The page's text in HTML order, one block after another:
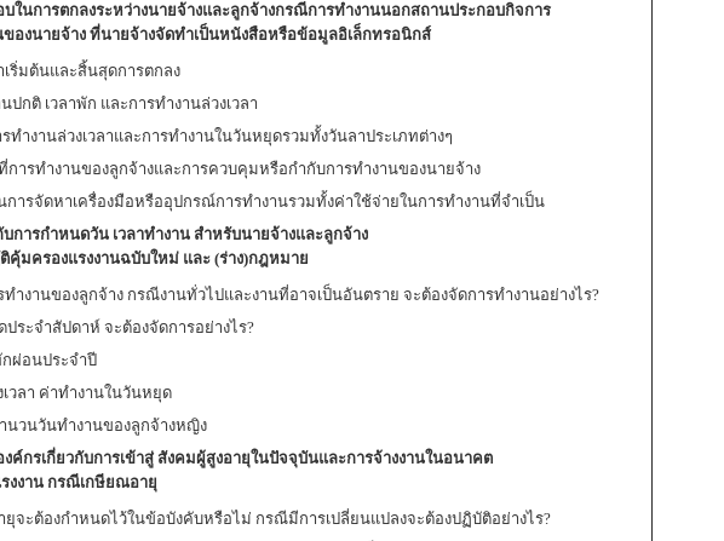
บในการตกลงระหว่างนายจ้างและลูกจ้างกรณีการทำงานนอกสถานประกอบกิจการ
องนายจ้าง ที่นายจ้างจัดทำเป็นหนังสือหรือข้อมูลอิเล็กทรอนิกส์
เริ่มต้นและสิ้นสุดการตกลง
ปกติ เวลาพัก และการทำงานล่วงเวลา
ำงานล่วงเวลาและการทำงานในวันหยุดรวมทั้งวันลาประเภทต่างๆ
การทำงานของลูกจ้างและการควบคุมหรือกำกับการทำงานของนายจ้าง
ารจัดหาเครื่องมือหรืออุปกรณ์การทำงานรวมทั้งค่าใช้จ่ายในการทำงานที่จำเป็น
บการกำหนดวัน เวลาทำงาน สำหรับนายจ้างและลูกจ้าง
มครองแรงงานฉบับใหม่ และ (ร่าง)กฎหมาย
ทำงานของลูกจ้าง กรณีงานทั่วไปและงานที่อาจเป็นอันตราย จะต้องจัดการทำงานอย่างไร?
ระจำสัปดาห์ จะต้องจัดการอย่างไร?
ผ่อนประจำปี
วลา ค่าทำงานในวันหยุด
ำนวนวันทำงานของลูกจ้างหญิง
งค์กรเกี่ยวกับการเข้าสู่ สังคมผู้สูงอายุในปัจจุบันและการจ้างงานในอนาคต
งงาน กรณีเกษียณอายุ
ยุจะต้องกำหนดไว้ในข้อบังคับหรือไม่ กรณีมีการเปลี่ยนแปลงจะต้องปฏิบัติอย่างไร?